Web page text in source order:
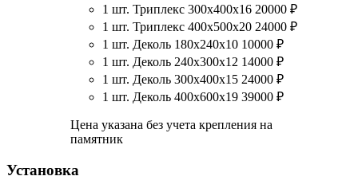
1 шт. Триплекс 300х400х16 20000 ₽
1 шт. Триплекс 400х500х20 24000 ₽
1 шт. Деколь 180х240х10 10000 ₽
1 шт. Деколь 240х300х12 14000 ₽
1 шт. Деколь 300х400х15 24000 ₽
1 шт. Деколь 400х600х19 39000 ₽
Цена указана без учета крепления на
памятник
Установка